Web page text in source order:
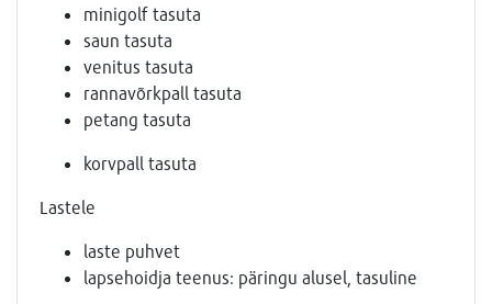
minigolf tasuta
saun tasuta
venitus tasuta
rannavõrkpall tasuta
petang tasuta
korvpall tasuta
Lastele
laste puhvet
lapsehoidja teenus: päringu alusel, tasuline